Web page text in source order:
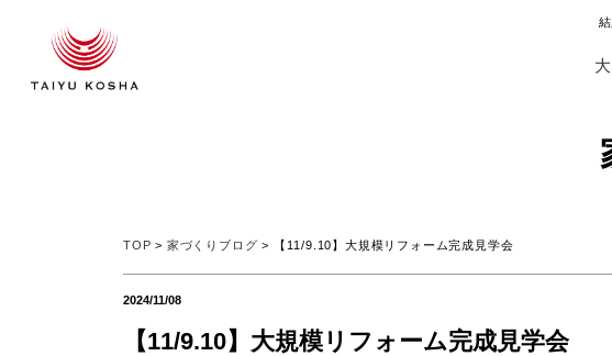
TOP > 家づくりブログ > 【11/9.10】大規模リフォーム完成見学会
2024/11/08
【11/9.10】大規模リフォーム完成見学会